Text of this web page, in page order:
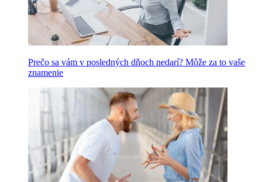
Prečo sa vám v posledných dňoch nedarí? Môže za to vaše
znamenie